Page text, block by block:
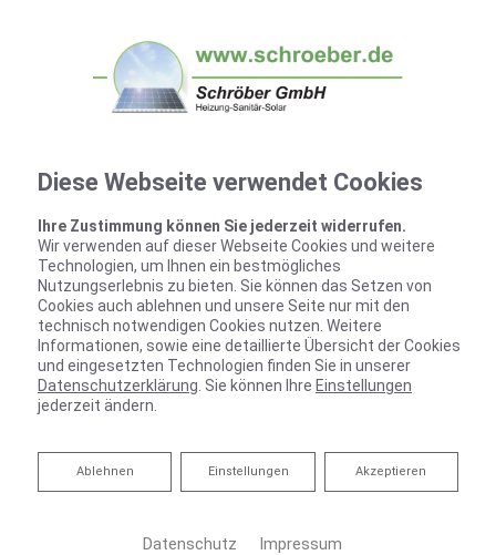
Bäder zum Wohlfühlen
Diese Webseite verwendet Cookies
Ihre Zustimmung können Sie jederzeit widerrufen.
Wir verwenden auf dieser Webseite Cookies und weitere
Technologien, um Ihnen ein bestmögliches
Nutzungserlebnis zu bieten. Sie können das Setzen von
Cookies auch ablehnen und unsere Seite nur mit den
technisch notwendigen Cookies nutzen. Weitere
Informationen, sowie eine detaillierte Übersicht der Cookies
und eingesetzten Technologien finden Sie in unserer
Datenschutzerklärung . Sie können Ihre Einstellungen
jederzeit ändern.
Akzeptieren
Einstellungen
Ablehnen
Ablehnen
Datenschutz Impressum